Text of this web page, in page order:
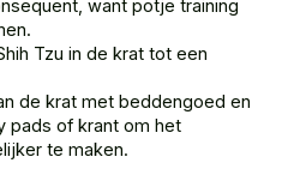
want potje training
Tzu in de krat tot een
de krat met beddengoed en
pads of krant om het
te maken.